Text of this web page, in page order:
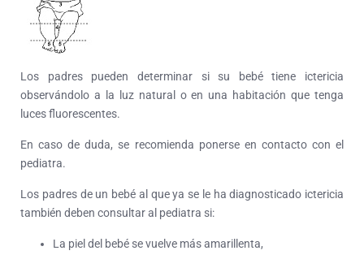
Los padres pueden determinar si su bebé tiene ictericia
observándolo a la luz natural o en una habitación que tenga
luces fluorescentes.
En caso de duda, se recomienda ponerse en contacto con el
pediatra.
Los padres de un bebé al que ya se le ha diagnosticado ictericia
también deben consultar al pediatra si:
La piel del bebé se vuelve más amarillenta,